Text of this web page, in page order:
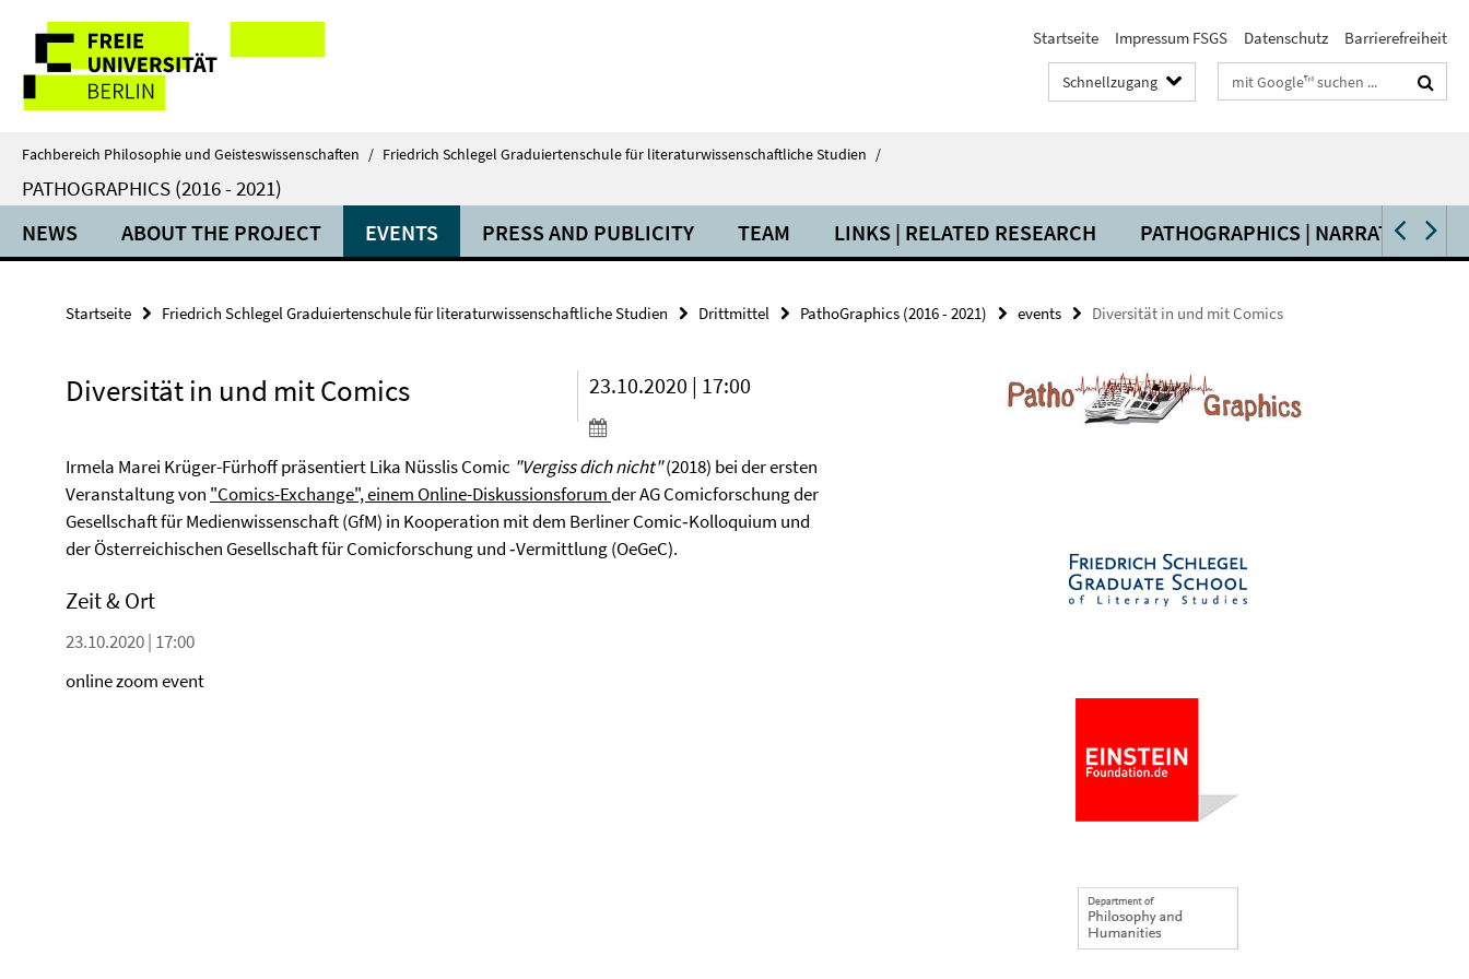
direkt
Inhalt
Service-
Navigation
Startseite Impressum FSGS Datenschutz Barrierefreiheit
Schnellzugang Suchbegriffe
Fachbereich Philosophie und Geisteswissenschaften / Friedrich Schlegel Graduiertenschule für literaturwissenschaftliche Studien /
PATHOGRAPHICS (2016 - 2021)
NEWS ABOUT THE PROJECT EVENTS PRESS AND PUBLICITY TEAM LINKS | RELATED RESEARCH PATHOGRAPHICS | NARRATIVE,
Startseite Friedrich Schlegel Graduiertenschule für literaturwissenschaftliche Studien Drittmittel PathoGraphics (2016 - 2021) events Diversität in und mit Comics
Diversität in und mit Comics 23.10.2020 | 17:00
Irmela Marei Krüger-Fürhoff präsentiert Lika Nüsslis Comic "Vergiss dich nicht"(2018) bei der ersten
Veranstaltung von "Comics-Exchange", einem Online-Diskussionsforumder AG Comicforschung der
Gesellschaft für Medienwissenschaft (GfM) in Kooperation mit dem Berliner Comic‐Kolloquium und
der Österreichischen Gesellschaft für Comicforschung und ‐Vermittlung (OeGeC).
Zeit & Ort
23.10.2020 | 17:00
online zoom event